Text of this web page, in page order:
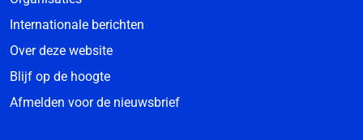
Internationale berichten
Over deze website
Blijf op de hoogte
Afmelden voor de nieuwsbrief